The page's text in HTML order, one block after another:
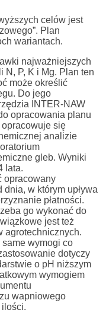
celów jest
Plan
wariantach.
najważniejszych
N, P, K i Mg. Plan ten
może określić
Do jego
INTER-NAW
opracowania planu
się
analizie
gleb. Wyniki
lata.
opracowany
w którym upływa
płatności.
go wykonać do
jest też
agrotechnicznych.
wymogi co
dotyczy
o pH niższym
wymogiem
wapniowego
ilości.